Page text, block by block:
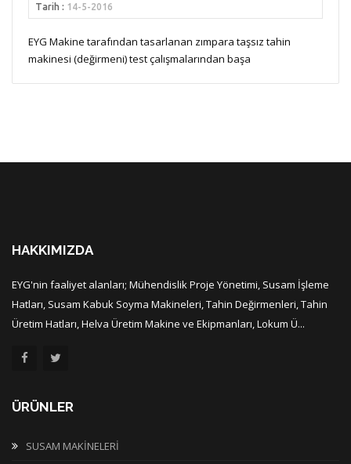
Tarih : 14-5-2016
EYG Makine tarafından tasarlanan zımpara taşsız tahin
makinesi (değirmeni) test çalışmalarından başa
HAKKIMIZDA
EYG'nin faaliyet alanları; Mühendislik Proje Yönetimi, Susam İşleme
Hatları, Susam Kabuk Soyma Makineleri, Tahin Değirmenleri, Tahin
Üretim Hatları, Helva Üretim Makine ve Ekipmanları, Lokum Ü...
ÜRÜNLER
SUSAM MAKİNELERİ